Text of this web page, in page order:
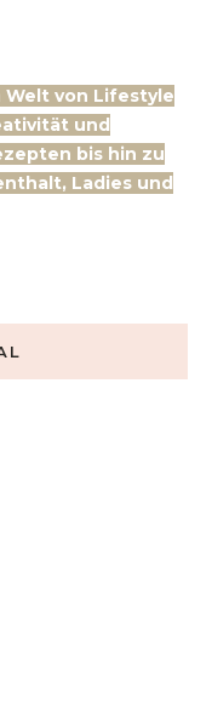
von Lifestyle
und
bis hin zu
Ladies und